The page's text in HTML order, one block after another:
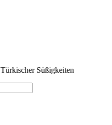
Süßigkeiten